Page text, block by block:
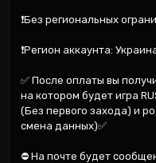
❗Без региональных
❗Регион аккаунта:
✅ После оплаты вы
на котором будет игра
(Без первого захода) и
смена данных)✅
⛔ На почте будет